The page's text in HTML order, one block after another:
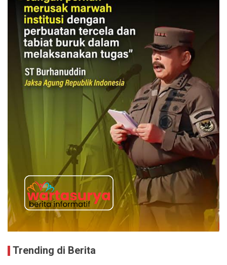
Trending di Berita